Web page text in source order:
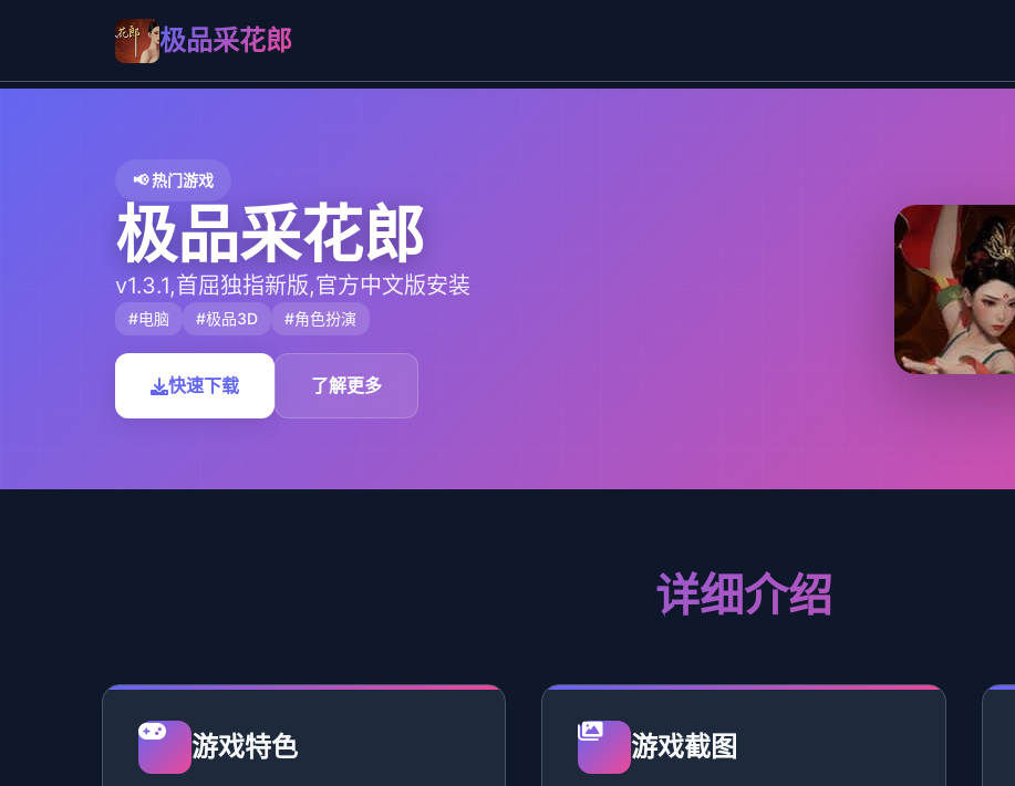
极品采花郎
📢 热门游戏
极品采花郎
v1.3.1,首屈独指新版,官方中文版安装
#电脑 #极品3D #角色扮演
快速下载 了解更多
详细介绍
游戏特色 游戏截图